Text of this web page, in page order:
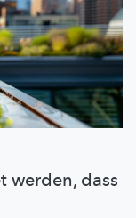
werden, dass